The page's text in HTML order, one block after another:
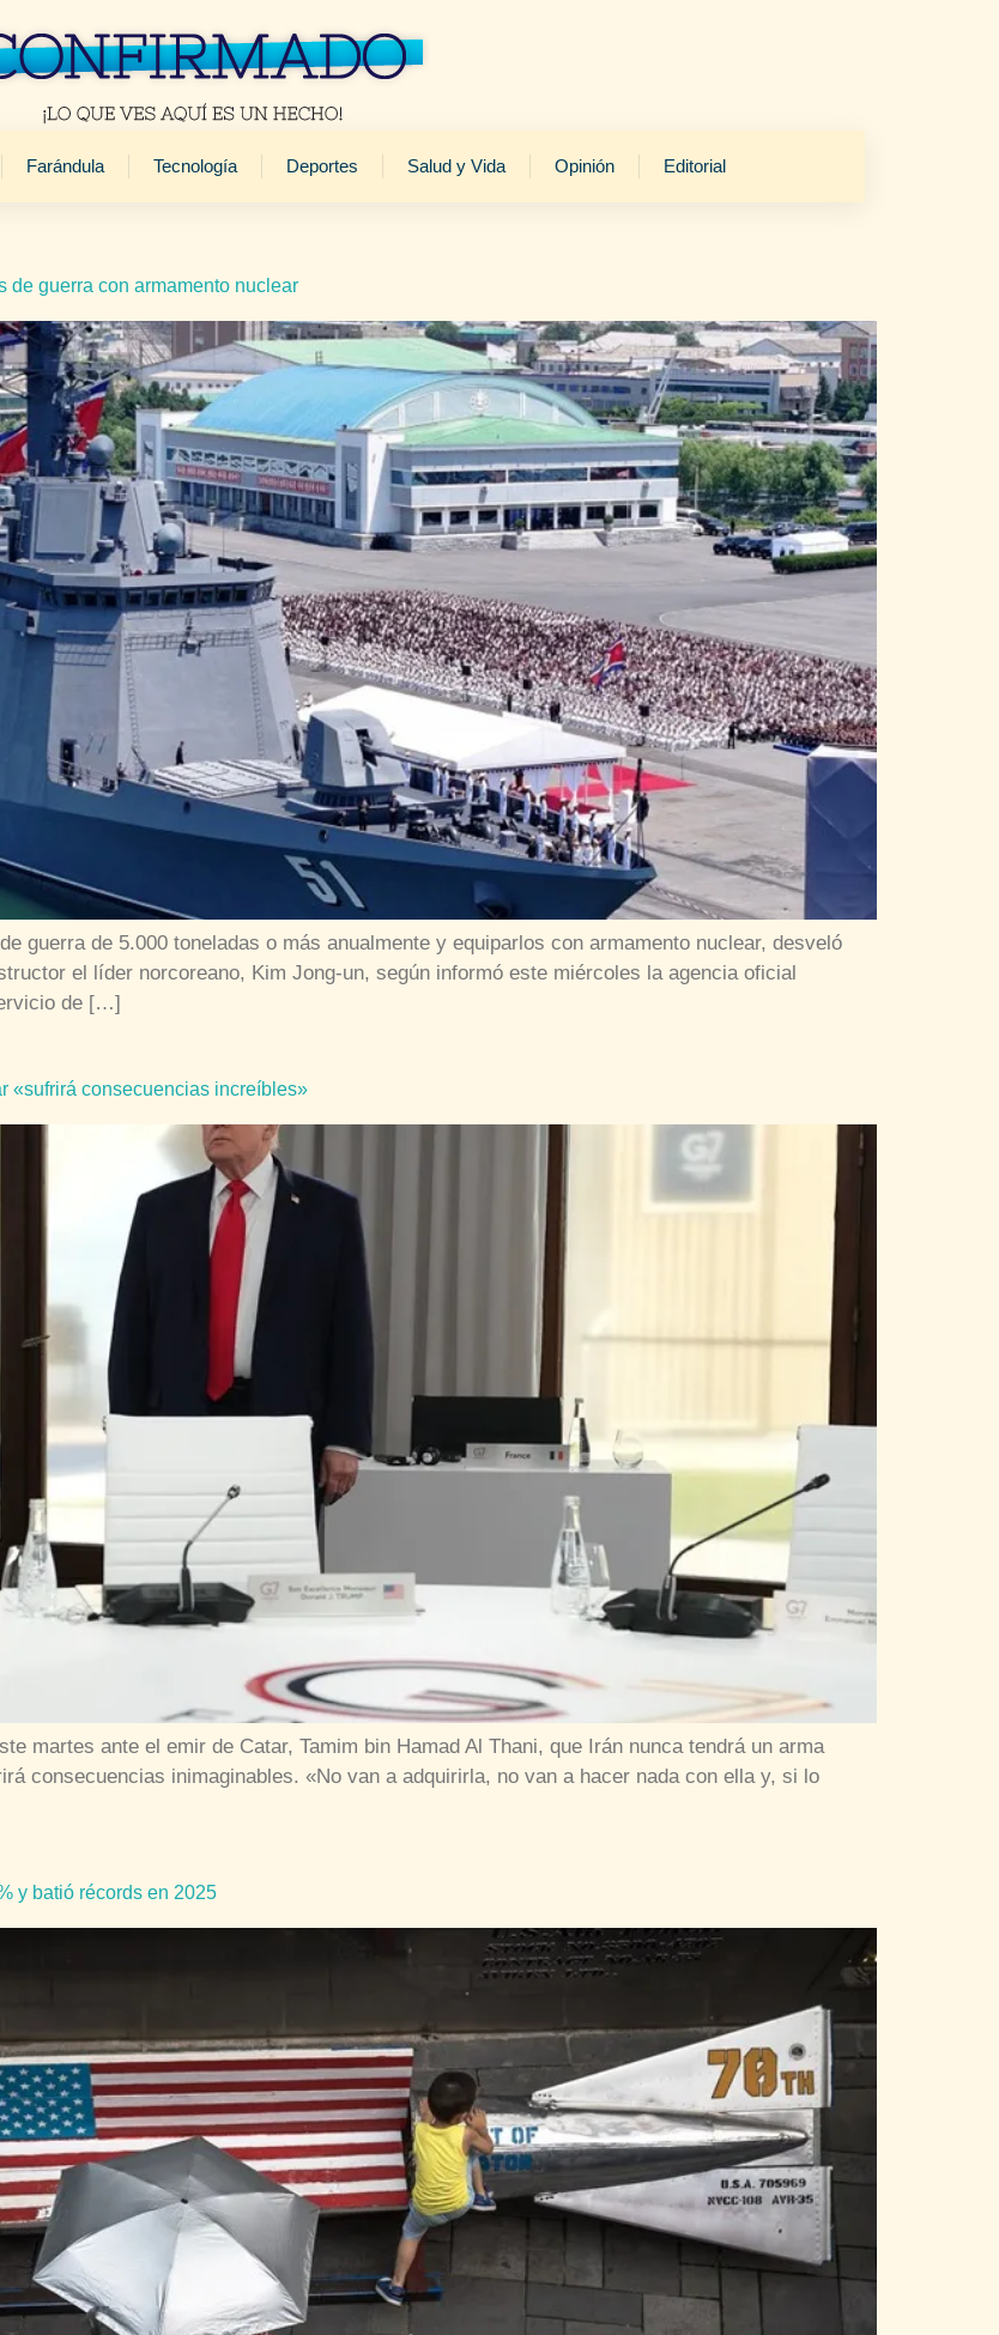
Farándula Tecnología Deportes Salud y Vida Opinión Editorial
de guerra con armamento nuclear
guerra de 5.000 toneladas o más anualmente y equiparlos con armamento nuclear, desveló
el líder norcoreano, Kim Jong-un, según informó este miércoles la agencia oficial
de […]
«sufrirá consecuencias increíbles»
martes ante el emir de Catar, Tamim bin Hamad Al Thani, que Irán nunca tendrá un arma
consecuencias inimaginables. «No van a adquirirla, no van a hacer nada con ella y, si lo
y batió récords en 2025